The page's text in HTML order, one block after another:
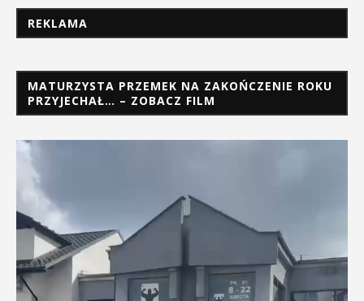
REKLAMA
MATURZYSTA PRZEMEK NA ZAKOŃCZENIE ROKU
PRZYJECHAŁ… – ZOBACZ FILM
Odtwarzacz